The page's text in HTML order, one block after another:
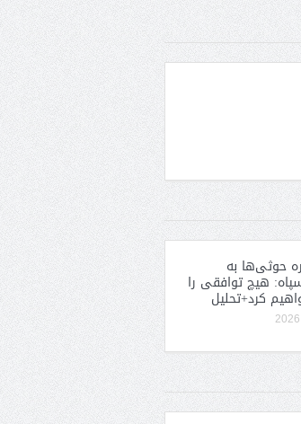
حوثی‌ها به
هیچ توافقی را
کرد+تحلیل